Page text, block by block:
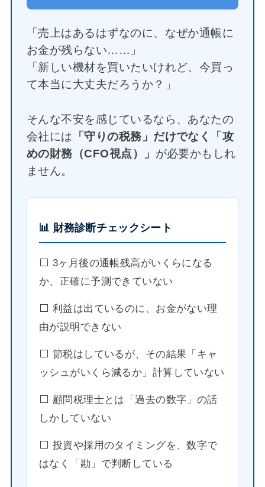
「売上はあるはずなのに、なぜか通帳に
お金が残らない……」
「新しい機材を買いたいけれど、今買っ
て本当に大丈夫だろうか？」
そんな不安を感じているなら、あなたの
会社には 「守りの税務」だけでなく「攻
めの財務（CFO視点）」 が必要かもしれ
ません。
📊 財務診断チェックシート
⬜️ 3ヶ月後の通帳残高がいくらになる
か、正確に予測できていない
⬜️ 利益は出ているのに、お金がない理
由が説明できない
⬜️ 節税はしているが、その結果「キャ
ッシュがいくら減るか」計算していない
⬜️ 顧問税理士とは「過去の数字」の話
しかしていない
⬜️ 投資や採用のタイミングを、数字で
はなく「勘」で判断している